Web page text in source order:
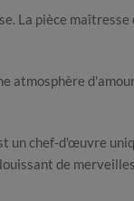
La pièce
atmosphère
un chef-d'œuvre
de